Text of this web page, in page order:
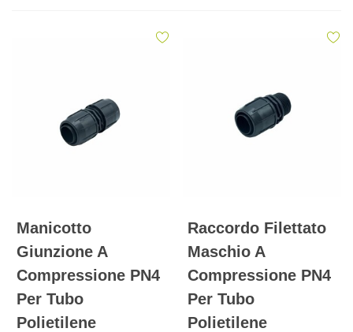
Manicotto
Giunzione A
Compressione PN4
Per Tubo
Polietilene
Raccordo Filettato
Maschio A
Compressione PN4
Per Tubo
Polietilene